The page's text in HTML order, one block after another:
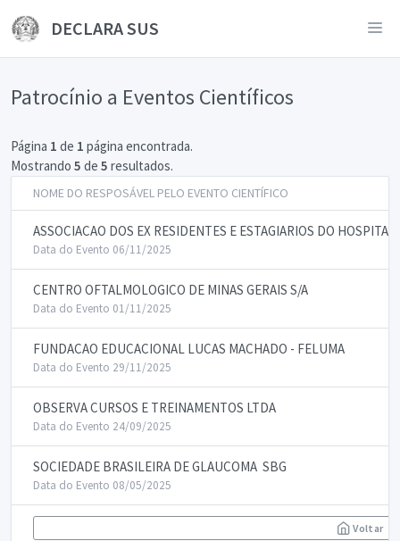
DECLARA SUS
Patrocínio a Eventos Científicos
Página 1 de 1 página encontrada.
Mostrando 5 de 5 resultados.
NOME DO RESPOSÁVEL PELO EVENTO CIENTÍFICO
ASSOCIACAO DOS EX RESIDENTES E ESTAGIARIOS DO HOSPITAL
Data do Evento 06/11/2025
CENTRO OFTALMOLOGICO DE MINAS GERAIS S/A
Data do Evento 01/11/2025
FUNDACAO EDUCACIONAL LUCAS MACHADO - FELUMA
Data do Evento 29/11/2025
OBSERVA CURSOS E TREINAMENTOS LTDA
Data do Evento 24/09/2025
SOCIEDADE BRASILEIRA DE GLAUCOMA  SBG
Data do Evento 08/05/2025
Voltar